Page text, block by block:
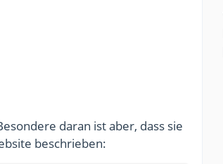
daran ist aber, dass sie
beschrieben: